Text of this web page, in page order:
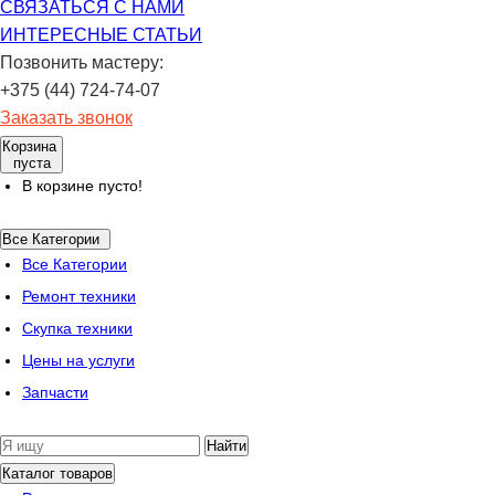
СВЯЗАТЬСЯ С НАМИ
ИНТЕРЕСНЫЕ СТАТЬИ
Позвонить мастеру:
+375 (44) 724-74-07
Заказать звонок
Корзина
пуста
В корзине пусто!
Все Категории
Все Категории
Ремонт техники
Скупка техники
Цены на услуги
Запчасти
Найти
Каталог товаров